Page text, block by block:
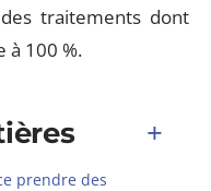
traitements dont
à 100 %.
prendre des